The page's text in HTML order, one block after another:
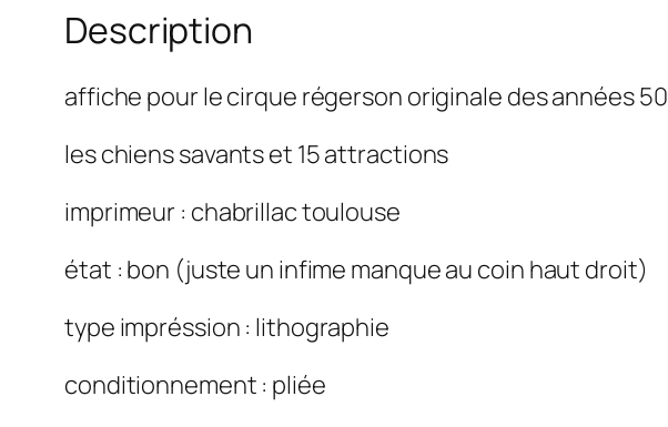
Description
affiche pour le cirque régerson originale des années 50
les chiens savants et 15 attractions
imprimeur : chabrillac toulouse
état : bon (juste un infime manque au coin haut droit)
type impréssion : lithographie
conditionnement : pliée